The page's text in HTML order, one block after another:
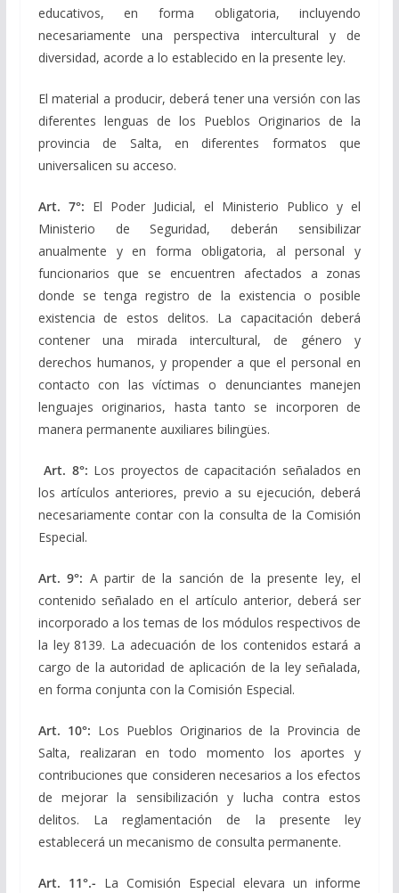
educativos, en forma obligatoria, incluyendo
necesariamente una perspectiva intercultural y de
diversidad, acorde a lo establecido en la presente ley.
El material a producir, deberá tener una versión con las
diferentes lenguas de los Pueblos Originarios de la
provincia de Salta, en diferentes formatos que
universalicen su acceso.
Art. 7°: El Poder Judicial, el Ministerio Publico y el
Ministerio de Seguridad, deberán sensibilizar
anualmente y en forma obligatoria, al personal y
funcionarios que se encuentren afectados a zonas
donde se tenga registro de la existencia o posible
existencia de estos delitos. La capacitación deberá
contener una mirada intercultural, de género y
derechos humanos, y propender a que el personal en
contacto con las víctimas o denunciantes manejen
lenguajes originarios, hasta tanto se incorporen de
manera permanente auxiliares bilingües.
Art. 8°: Los proyectos de capacitación señalados en
los artículos anteriores, previo a su ejecución, deberá
necesariamente contar con la consulta de la Comisión
Especial.
Art. 9°: A partir de la sanción de la presente ley, el
contenido señalado en el artículo anterior, deberá ser
incorporado a los temas de los módulos respectivos de
la ley 8139. La adecuación de los contenidos estará a
cargo de la autoridad de aplicación de la ley señalada,
en forma conjunta con la Comisión Especial.
Art. 10°: Los Pueblos Originarios de la Provincia de
Salta, realizaran en todo momento los aportes y
contribuciones que consideren necesarios a los efectos
de mejorar la sensibilización y lucha contra estos
delitos. La reglamentación de la presente ley
establecerá un mecanismo de consulta permanente.
Art. 11°.- La Comisión Especial elevara un informe